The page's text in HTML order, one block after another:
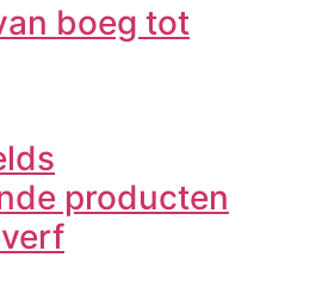
boeg tot
producten